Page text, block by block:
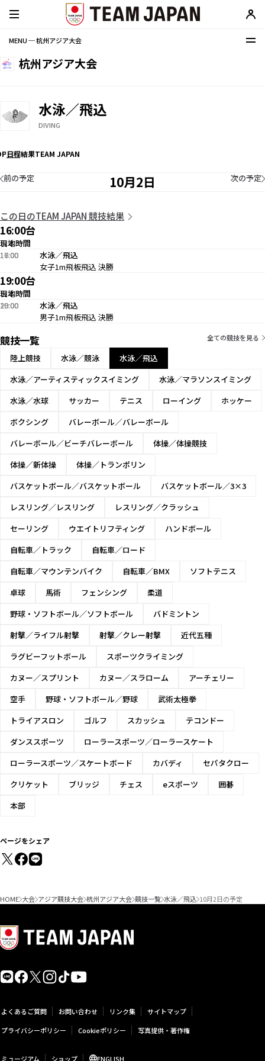
MENU ─ 杭州アジア大会
杭州アジア大会
水泳／飛込
DIVING
日程結果TEAM JAPAN
10月2日
前の予定 次の予定
この日のTEAM JAPAN 競技結果
16:00台
現地時間
日本時間
16:00
17:00
水泳／飛込
女子1m飛板飛込 決勝
19:00台
現地時間
日本時間
19:00
20:00
水泳／飛込
男子1m飛板飛込 決勝
競技一覧 全ての競技を見る
陸上競技 水泳／競泳
水泳／飛込
水泳／アーティスティックスイミング
水泳／マラソンスイミング
水泳／水球
サッカー テニス ローイング
ホッケー
ボクシング
バレーボール／バレーボール
バレーボール／ビーチバレーボール
体操／体操競技
体操／新体操
体操／トランポリン
バスケットボール／バスケットボール
バスケットボール／3×3
レスリング／レスリング
レスリング／クラッシュ
セーリング
ウエイトリフティング
ハンドボール
自転車／トラック
自転車／ロード
自転車／マウンテンバイク
自転車／BMX
ソフトテニス
卓球
馬術 フェンシング
柔道
野球・ソフトボール／ソフトボール
バドミントン
射撃／ライフル射撃
射撃／クレー射撃
近代五種
ラグビーフットボール
スポーツクライミング
カヌー／スプリント
カヌー／スラローム
アーチェリー
空手
野球・ソフトボール／野球
武術太極拳
トライアスロン
ゴルフ スカッシュ
テコンドー
ダンススポーツ
ローラースポーツ／ローラースケート
ローラースポーツ／スケートボード
カバディ
セパタクロー
クリケット
ブリッジ チェス eスポーツ
囲碁
本部
ページをシェア
HOME 大会 アジア競技大会 杭州アジア大会 競技一覧 水泳／飛込 10月2日の予定
よくあるご質問 お問い合わせ リンク集
サイトマップ
プライバシーポリシー
Cookieポリシー 写真提供・著作権
ミュージアム ショップ ENGLISH